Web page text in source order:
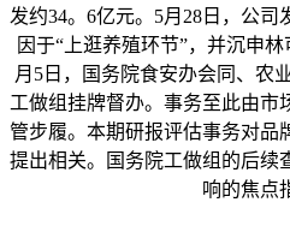
发约34。6亿元。5月28日，公
因于“上逛养殖环节”，并沉申
月5日，国务院食安办会同、农
工做组挂牌督办。事务至此由市
管步履。本期研报评估事务对品
提出相关。国务院工做组的后续
响的焦点